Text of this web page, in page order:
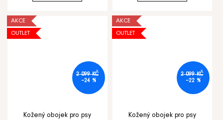
AKCE
OUTLET
2 099 KČ
–24 %
Kožený obojek pro psy
AKCE
OUTLET
2 099 KČ
–22 %
Kožený obojek pro psy